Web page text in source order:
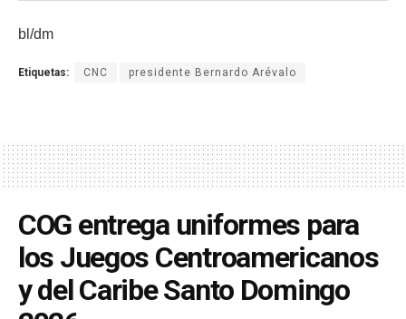
bl/dm
Etiquetas: CNC presidente Bernardo Arévalo
COG entrega uniformes para
los Juegos Centroamericanos
y del Caribe Santo Domingo